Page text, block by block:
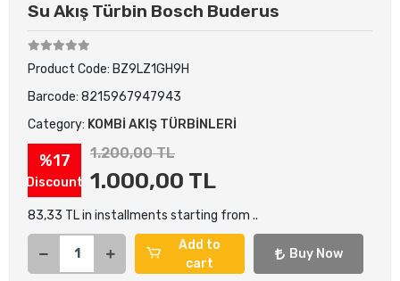
Su Akış Türbin Bosch Buderus
Product Code: BZ9LZ1GH9H
Barcode: 8215967947943
Category: KOMBİ AKIŞ TÜRBİNLERİ
%17
Discount
1.200,00 TL
1.000,00 TL
83,33 TL in installments starting from ..
Add to
cart
Buy Now